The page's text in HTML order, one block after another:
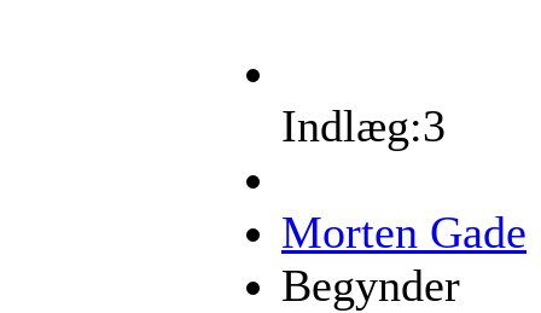
Indlæg:3
Morten Gade
Begynder